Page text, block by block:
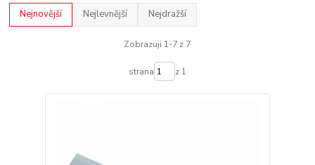
Nejnovější Nejlevnější Nejdražší
Zobrazuji 1-7 z 7
strana z 1